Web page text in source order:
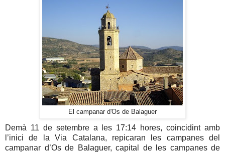
El campanar d'Os de Balaguer
Demà 11 de setembre a les 17:14 hores, coincidint amb
l’inici de la Via Catalana, repicaran les campanes del
campanar d’Os de Balaguer, capital de les campanes de